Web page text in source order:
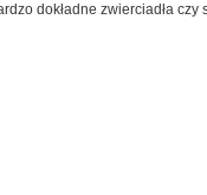
dokładne zwierciadła